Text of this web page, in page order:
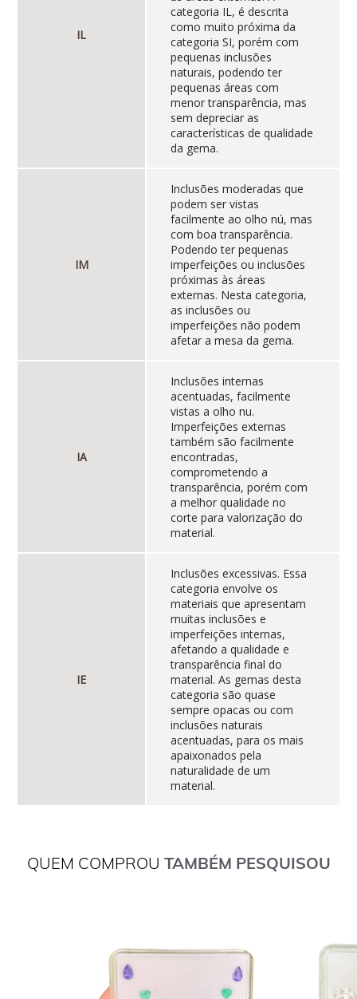
IL
categoria IL, é descrita
como muito próxima da
categoria SI, porém com
pequenas inclusões
naturais, podendo ter
pequenas áreas com
menor transparência, mas
sem depreciar as
características de qualidade
da gema.
IM
Inclusões moderadas que
podem ser vistas
facilmente ao olho nú, mas
com boa transparência.
Podendo ter pequenas
imperfeições ou inclusões
próximas às áreas
externas. Nesta categoria,
as inclusões ou
imperfeições não podem
afetar a mesa da gema.
IA
Inclusões internas
acentuadas, facilmente
vistas a olho nu.
Imperfeições externas
também são facilmente
encontradas,
comprometendo a
transparência, porém com
a melhor qualidade no
corte para valorização do
material.
IE
Inclusões excessivas. Essa
categoria envolve os
materiais que apresentam
muitas inclusões e
imperfeições internas,
afetando a qualidade e
transparência final do
material. As gemas desta
categoria são quase
sempre opacas ou com
inclusões naturais
acentuadas, para os mais
apaixonados pela
naturalidade de um
material.
QUEM COMPROU TAMBÉM PESQUISOU